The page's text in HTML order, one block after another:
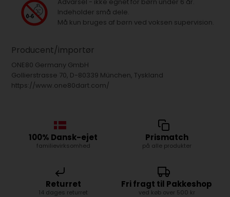
Indeholder små dele.
Må kun bruges af børn ved voksen supervision.
Producent/importør
ONE80 Germany GmbH
Gollierstrasse 70, D-80339 München, Tyskland
https://www.one80dart.com/
100% Dansk-ejet
familievirksomhed
Prismatch
på alle produkter
Returret
14 dages returret
Fri fragt til Pakkeshop
ved køb over 500 kr